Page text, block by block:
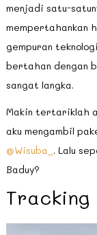
menjadi satu-
mempertahankan
gempuran
bertahan dengan
sangat langka.
Makin tertariklah
aku mengambil
@Wisuba_ . Lalu
Baduy?
Tracking